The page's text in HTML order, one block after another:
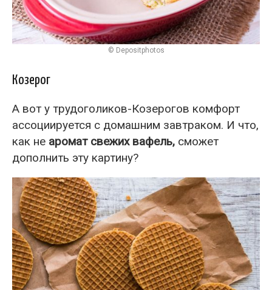
© Depositphotos
Козерог
А вот у трудоголиков-Козерогов комфорт
ассоциируется с домашним завтраком. И что,
как не аромат свежих вафель, сможет
дополнить эту картину?